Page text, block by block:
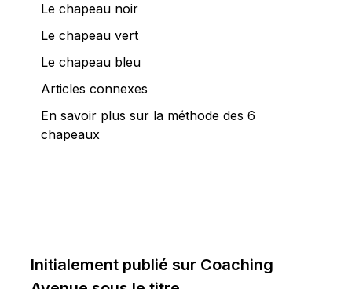
Le chapeau noir
Le chapeau vert
Le chapeau bleu
Articles connexes
En savoir plus sur la méthode des 6
chapeaux
Initialement publié sur Coaching